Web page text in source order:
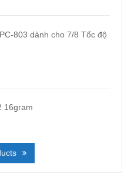
803 dành cho 7/8 Tốc độ
16gram